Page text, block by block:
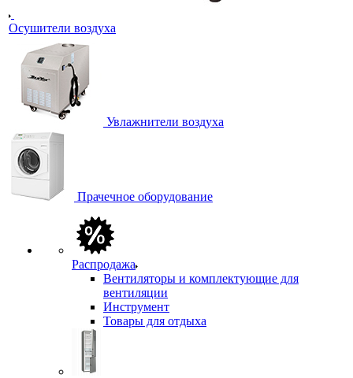
Осушители воздуха
Увлажнители воздуха
Прачечное оборудование
Распродажа
Вентиляторы и комплектующие для
вентиляции
Инструмент
Товары для отдыха